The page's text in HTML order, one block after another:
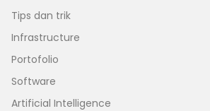
Tips dan trik
Infrastructure
Portofolio
Software
Artificial Intelligence